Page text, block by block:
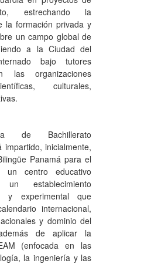
estrechando la
la formación privada y
un campo global de
a la Ciudad del
bajo tutores
las organizaciones
culturales,
de Bachillerato
impartido, inicialmente,
Panamá para el
centro educativo
establecimiento
y experimental que
internacional,
y dominio del
de aplicar la
(enfocada en las
la ingeniería y las